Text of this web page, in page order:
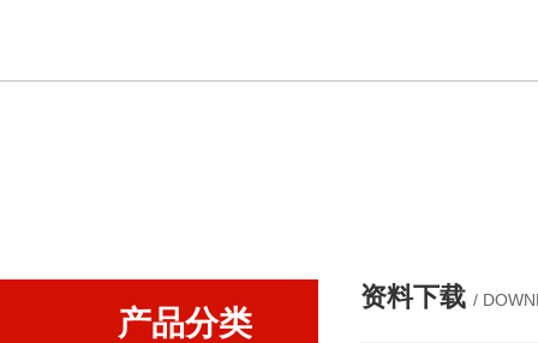
产品分类
资料下载 /